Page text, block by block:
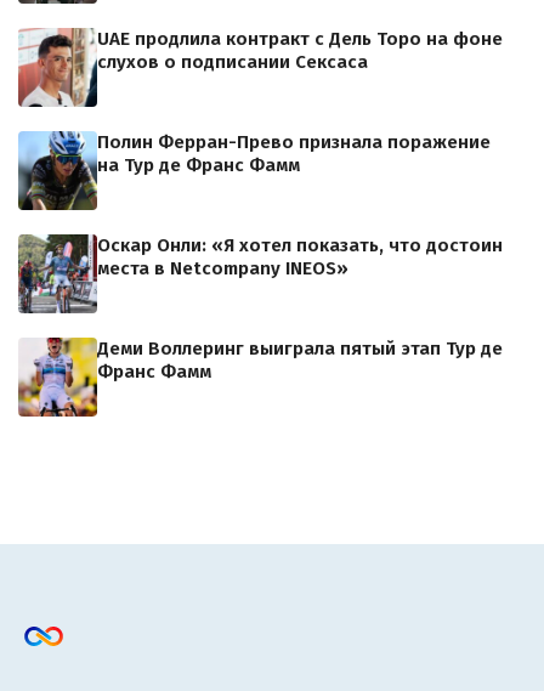
UAE продлила контракт с Дель Торо на фоне
слухов о подписании Сексаса
Полин Ферран-Прево признала поражение
на Тур де Франс Фамм
Оскар Онли: «Я хотел показать, что достоин
места в Netcompany INEOS»
Деми Воллеринг выиграла пятый этап Тур де
Франс Фамм